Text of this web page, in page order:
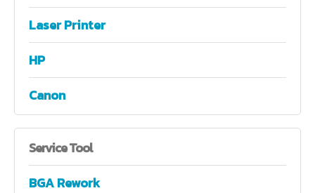
Laser Printer
HP
Canon
ServiceTool
BGA Rework